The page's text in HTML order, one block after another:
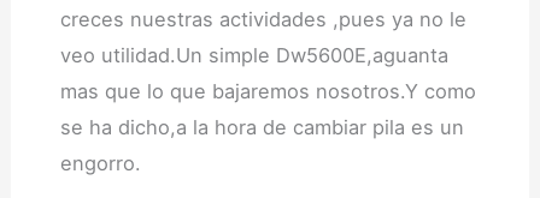
creces nuestras actividades ,pues ya no le
veo utilidad.Un simple Dw5600E,aguanta
mas que lo que bajaremos nosotros.Y como
se ha dicho,a la hora de cambiar pila es un
engorro.